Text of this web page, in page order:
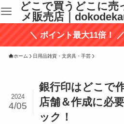
どこで買うどこに売
メ販売店｜
＼ ポイント最大11倍！ ／
ホーム 日用品雑貨・文房具・手芸
銀行印はどこで
店舗＆作成に必
ック！
2024
4/05